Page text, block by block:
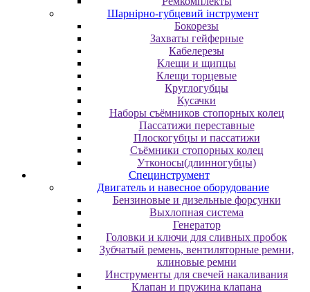
Шарнірно-губцевий інструмент
Бокорезы
Захваты гейферные
Кабелерезы
Клещи и щипцы
Клещи торцевые
Круглогубцы
Кусачки
Наборы съёмников стопорных колец
Пассатижи переставные
Плоскогубцы и пассатижи
Съёмники стопорных колец
Утконосы(длинногубцы)
Специнструмент
Двигатель и навесное оборудование
Бензиновые и дизельные форсунки
Выхлопная система
Генератор
Головки и ключи для сливных пробок
Зубчатый ремень, вентиляторные ремни,
клиновые ремни
Инструменты для свечей накаливания
Клапан и пружина клапана